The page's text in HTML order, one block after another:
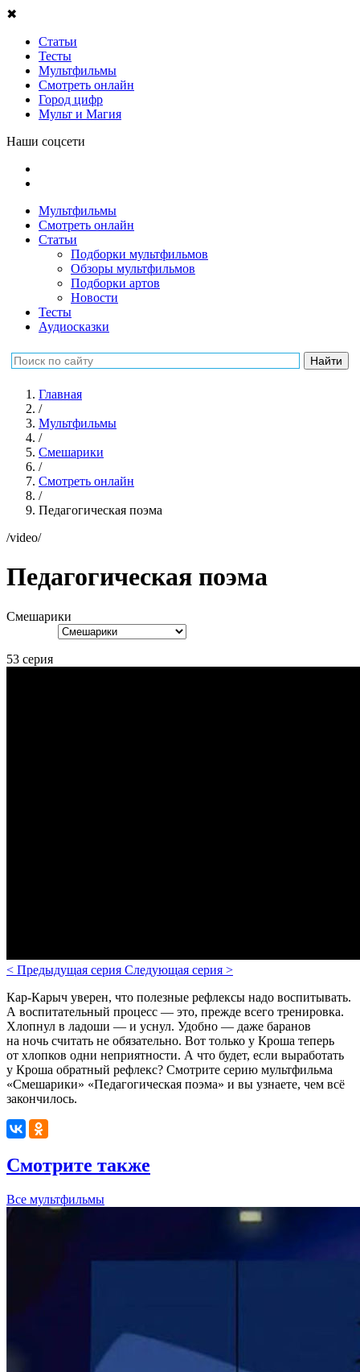
✖
Статьи
Тесты
Мультфильмы
Смотреть онлайн
Город цифр
Мульт и Магия
Наши соцсети
Мультфильмы
Смотреть онлайн
Статьи
Подборки мультфильмов
Обзоры мультфильмов
Подборки артов
Новости
Тесты
Аудиосказки
Главная
/
Мультфильмы
/
Смешарики
/
Смотреть онлайн
/
Педагогическая поэма
/video/
Педагогическая поэма
Смешарики
53 серия
< Предыдущая серия Следующая серия >
Кар-Карыч уверен, что полезные рефлексы надо воспитывать.
А воспитательный процесс — это, прежде всего тренировка.
Хлопнул в ладоши — и уснул. Удобно — даже баранов
на ночь считать не обязательно. Вот только у Кроша теперь
от хлопков одни неприятности. А что будет, если выработать
у Кроша обратный рефлекс? Смотрите серию мультфильма
«Смешарики» «Педагогическая поэма» и вы узнаете, чем всё
закончилось.
Смотрите также
Все мультфильмы